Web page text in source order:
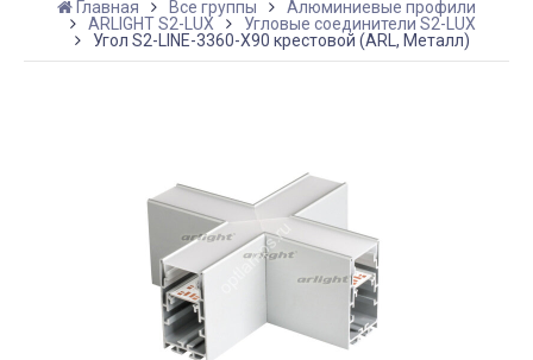
Главная Все группы
Алюминиевые профили
ARLIGHT S2-LUX
Угловые соединители S2-LUX
Угол S2-LINE-3360-X90 крестовой (ARL, Металл)